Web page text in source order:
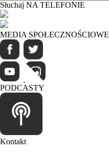
Słuchaj NA TELEFONIE
MEDIA SPOŁECZNOŚCIOWE
PODCASTY
Kontakt